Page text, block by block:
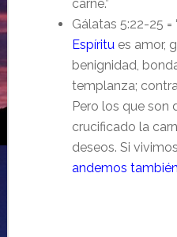
carne.”
Gálatas 5:22-25 =
Espíritues amor,
benignidad,
templanza;
Pero los que son
crucificado la
deseos. Si
andemos